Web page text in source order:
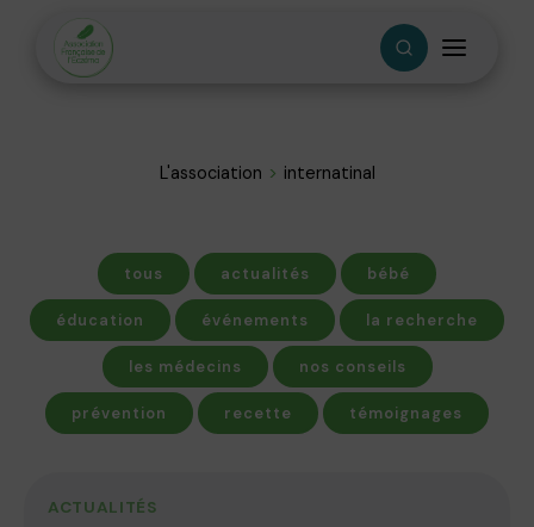
L'association internatinal
tous actualités bébé
éducation événements la recherche
les médecins nos conseils
prévention recette témoignages
ACTUALITÉS